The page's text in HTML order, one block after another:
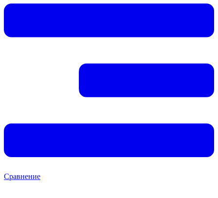
Сравнение